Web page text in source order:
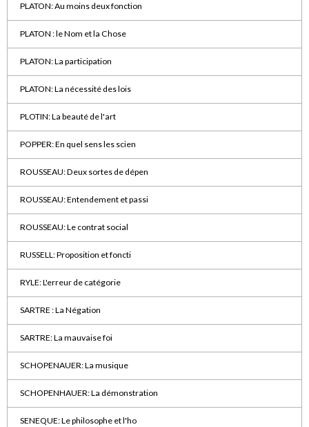
PLATON: Au moins deux fonction
PLATON : le Nom et la Chose
PLATON: La participation
PLATON: La nécessité des lois
PLOTIN: La beauté de l'art
POPPER: En quel sens les scien
ROUSSEAU: Deux sortes de dépen
ROUSSEAU: Entendement et passi
ROUSSEAU: Le contrat social
RUSSELL: Proposition et foncti
RYLE: L'erreur de catégorie
SARTRE : La Négation
SARTRE: La mauvaise foi
SCHOPENAUER: La musique
SCHOPENHAUER: La démonstration
SENEQUE: Le philosophe et l'ho